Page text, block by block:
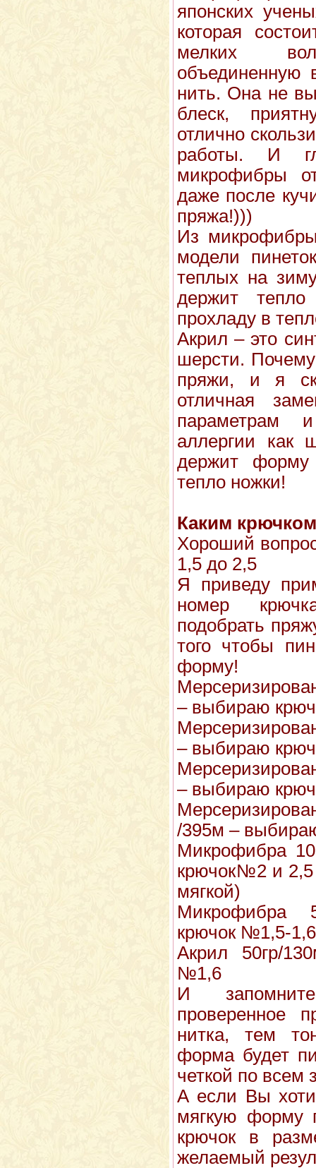
японских
которая
мелких
объединенную
нить. Она не
блеск,
отлично
работы. И
микрофибры
даже после
пряжа!)))
Из
модели
теплых на
держит
прохладу в
Акрил – это
шерсти.
пряжи, и я
отличная
параметрам
аллергии как
держит форму
тепло ножки!
Каким
Хороший
1,5 до 2,5
Я приведу
номер
подобрать
того чтобы
форму!
– выбираю
– выбираю
– выбираю
/395м –
Микрофибра
крючок№2 и
мягкой)
Микрофибра
крючок №1,5-1,6
Акрил 50гр/
№1,6
И
проверенное
нитка, тем
форма будет
четкой по всем
А если Вы
мягкую форму
крючок в
желаемый